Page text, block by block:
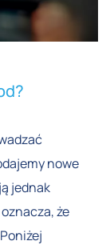
nowe
jednak
że